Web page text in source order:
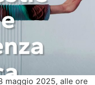
maggio 2025, alle ore